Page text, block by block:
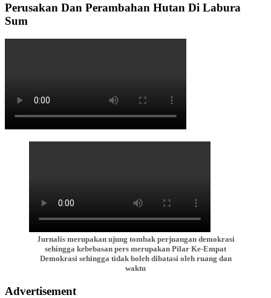
Perusakan Dan Perambahan Hutan Di Labura
Sum
Jurnalis merupakan ujung tombak perjuangan demokrasi
sehingga kebebasan pers merupakan Pilar Ke-Empat
Demokrasi sehingga tidak boleh dibatasi oleh ruang dan
waktu
Advertisement